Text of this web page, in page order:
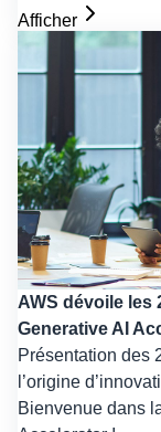
Afficher
AWS dévoile les
Generative AI
Présentation des
l’origine
Bienvenue dans